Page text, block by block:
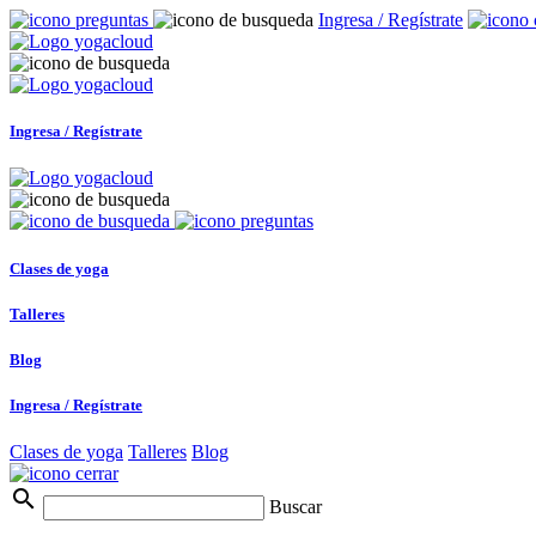
Ingresa / Regístrate
Ingresa / Regístrate
Clases de yoga
Talleres
Blog
Ingresa / Regístrate
Clases de yoga Talleres Blog
search Buscar